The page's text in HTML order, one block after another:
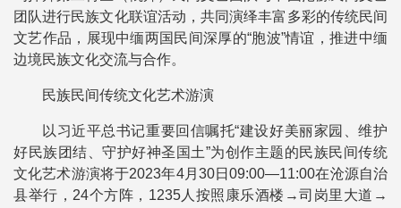
团队进行民族文化联谊活动，共同演绎丰富多彩的传统民间
文艺作品，展现中缅两国民间深厚的“胞波”情谊，推进中缅
边境民族文化交流与合作。
民族民间传统文化艺术游演
以习近平总书记重要回信嘱托“建设好美丽家园、维护
好民族团结、守护好神圣国土”为创作主题的民族民间传统
文化艺术游演将于2023年4月30日09:00―11:00在沧源自治
县举行，24个方阵，1235人按照康乐酒楼→司岗里大道→